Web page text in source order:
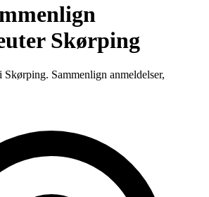
Skørping
Skørping. Sammenlign anmeldelser,